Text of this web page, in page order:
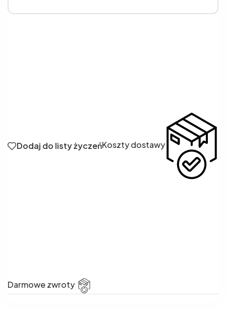
Dodaj do listy życzeńKoszty dostawy
Darmowe zwroty